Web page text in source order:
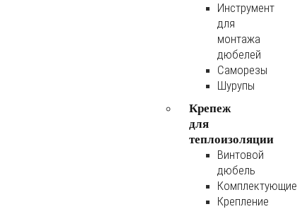
Инструмент
для
монтажа
дюбелей
Саморезы
Шурупы
Крепеж
для
теплоизоляции
Винтовой
дюбель
Комплектующие
Крепление